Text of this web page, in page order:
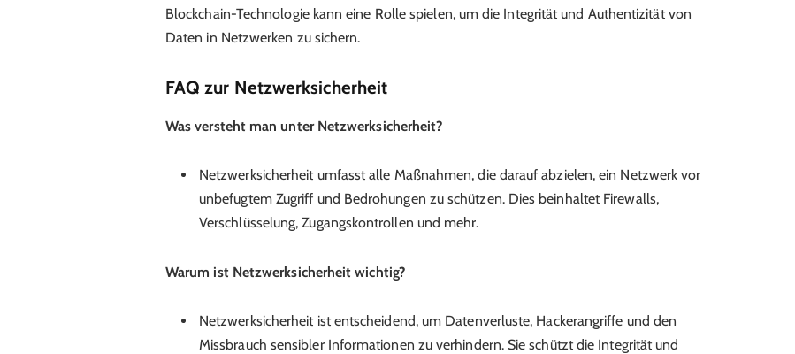
Blockchain-Technologie kann eine Rolle spielen, um die Integrität und Authentizität von
Daten in Netzwerken zu sichern.
FAQ zur Netzwerksicherheit
Was versteht man unter Netzwerksicherheit?
Netzwerksicherheit umfasst alle Maßnahmen, die darauf abzielen, ein Netzwerk vor
unbefugtem Zugriff und Bedrohungen zu schützen. Dies beinhaltet Firewalls,
Verschlüsselung, Zugangskontrollen und mehr.
Warum ist Netzwerksicherheit wichtig?
Netzwerksicherheit ist entscheidend, um Datenverluste, Hackerangriffe und den
Missbrauch sensibler Informationen zu verhindern. Sie schützt die Integrität und